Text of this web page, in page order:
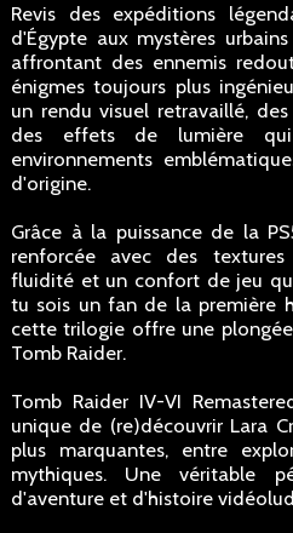
Revis des expéditions
d'Égypte aux mystères
affrontant des ennemis
énigmes toujours plus
un rendu visuel retravaillé,
des effets de lumière
environnements
d'origine.
Grâce à la puissance de la
renforcée avec des
fluidité et un confort de jeu
tu sois un fan de la première
cette trilogie offre une
Tomb Raider.
Tomb Raider IV-VI
unique de (re)découvrir Lara
plus marquantes, entre
mythiques. Une véritable
d'aventure et d'histoire